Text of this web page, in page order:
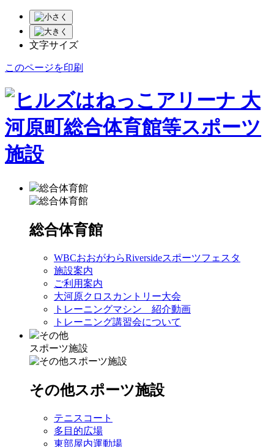
文字サイズ
このページを印刷
総合体育館
総合体育館
WBCおおがわらRiversideスポーツフェスタ
施設案内
ご利用案内
大河原クロスカントリー大会
トレーニングマシン 紹介動画
トレーニング講習会について
その他
スポーツ施設
その他スポーツ施設
テニスコート
多目的広場
東部屋内運動場